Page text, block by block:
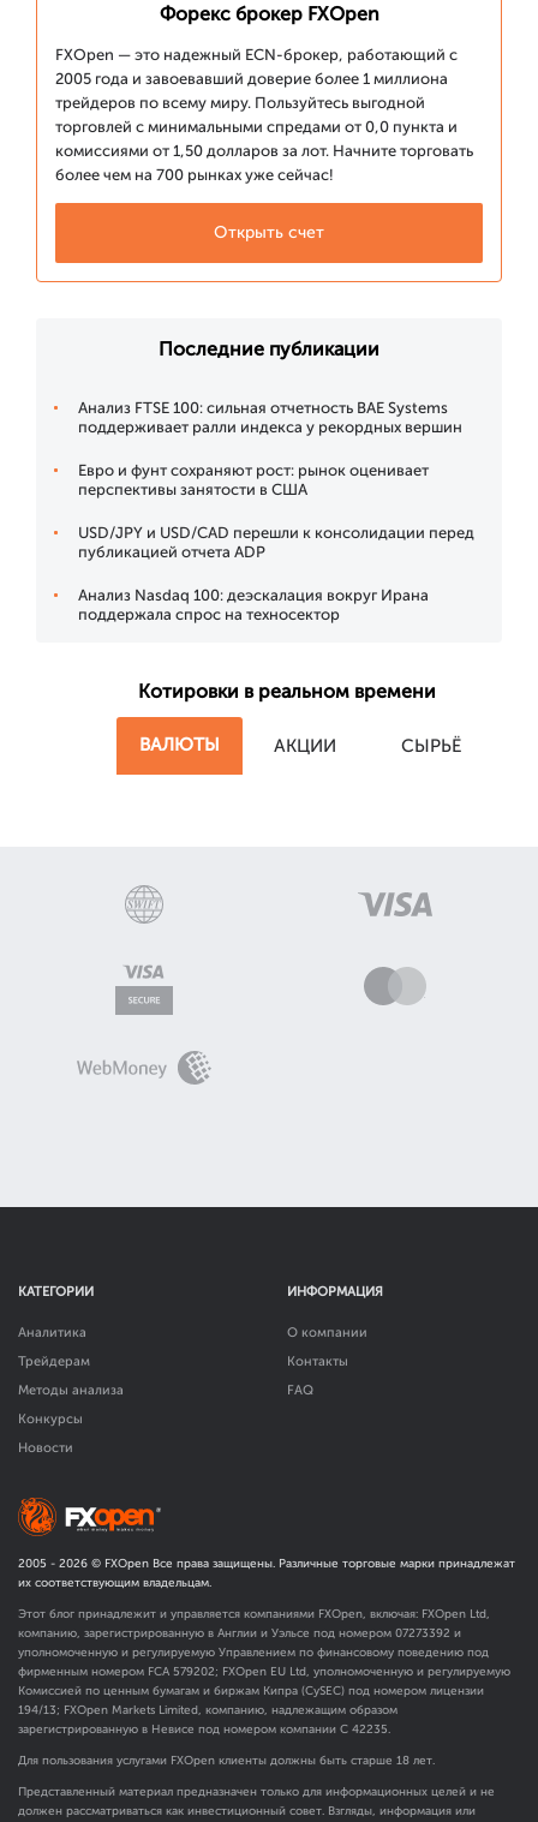
Форекс брокер FXOpen
FXOpen — это надежный ECN-брокер, работающий с
2005 года и завоевавший доверие более 1 миллиона
трейдеров по всему миру. Пользуйтесь выгодной
торговлей с минимальными спредами от 0,0 пункта и
комиссиями от 1,50 долларов за лот. Начните торговать
более чем на 700 рынках уже сейчас!
Открыть счет
Последние публикации
Анализ FTSE 100: сильная отчетность BAE Systems
поддерживает ралли индекса у рекордных вершин
Евро и фунт сохраняют рост: рынок оценивает
перспективы занятости в США
USD/JPY и USD/CAD перешли к консолидации перед
публикацией отчета ADP
Анализ Nasdaq 100: деэскалация вокруг Ирана
поддержала спрос на техносектор
Котировки в реальном времени
ВАЛЮТЫ АКЦИИ СЫРЬЁ
КАТЕГОРИИ
Аналитика
Трейдерам
Методы анализа
Конкурсы
Новости
ИНФОРМАЦИЯ
О компании
Контакты
FAQ
2005 - 2026 © FXOpen Все права защищены. Различные торговые марки принадлежат
их соответствующим владельцам.
Этот блог принадлежит и управляется компаниями FXOpen, включая: FXOpen Ltd,
компанию, зарегистрированную в Англии и Уэльсе под номером 07273392 и
уполномоченную и регулируемую Управлением по финансовому поведению под
фирменным номером FCA 579202; FXOpen EU Ltd, уполномоченную и регулируемую
Комиссией по ценным бумагам и биржам Кипра (CySEC) под номером лицензии
194/13; FXOpen Markets Limited, компанию, надлежащим образом
зарегистрированную в Невисе под номером компании C 42235.
Для пользования услугами FXOpen клиенты должны быть старше 18 лет.
Представленный материал предназначен только для информационных целей и не
должен рассматриваться как инвестиционный совет. Взгляды, информация или